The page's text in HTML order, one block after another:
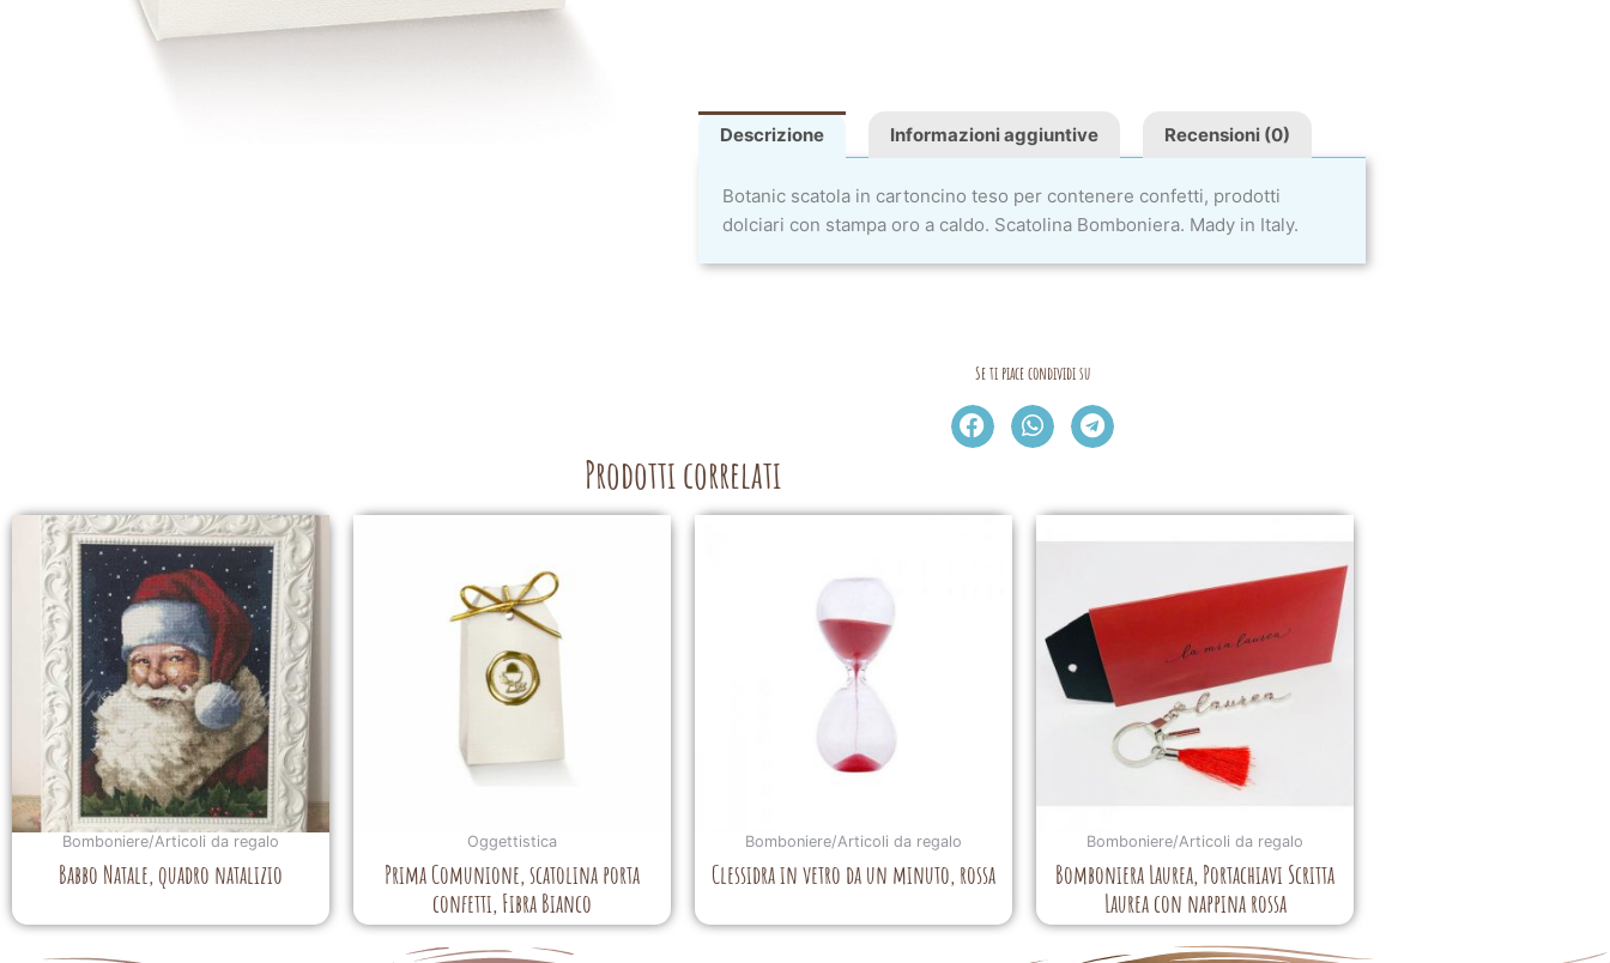
Descrizione Informazioni aggiuntive Recensioni (0)
Botanic scatola in cartoncino teso per contenere confetti, prodotti
dolciari con stampa oro a caldo. Scatolina Bomboniera. Mady in Italy.
Se ti piace condividi su
Prodotti correlati
Bomboniere/Articoli da regalo
Babbo Natale, quadro natalizio
Oggettistica
Prima Comunione, scatolina porta
confetti, Fibra Bianco
Bomboniere/Articoli da regalo
Clessidra in vetro da un minuto, rossa
Bomboniere/Articoli da regalo
Bomboniera Laurea, Portachiavi Scritta
Laurea con nappina rossa